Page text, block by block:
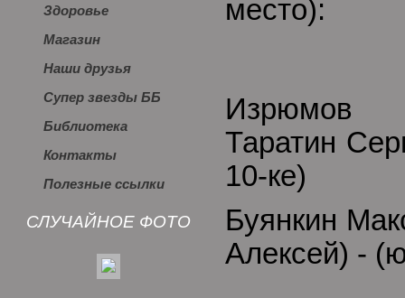
Здоровье
Магазин
Наши друзья
Супер звезды ББ
Библиотека
Контакты
Полезные ссылки
СЛУЧАЙНОЕ ФОТО
место):
Таратин
10-ке)
Буянкин
Алексей) -